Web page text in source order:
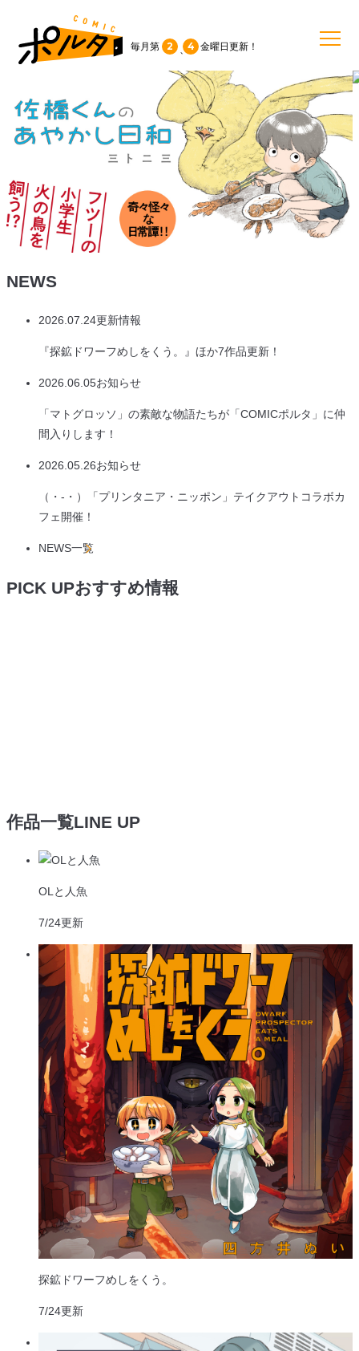
毎月第 2 4 金曜日 更新！
TOP
作品一覧
単行本
NEWS
2026.07.24更新情報
『探鉱ドワーフめしをくう。』ほか7作品更新！
2026.06.05お知らせ
「マトグロッソ」の素敵な物語たちが「COMICポルタ」に仲
間入りします！
2026.05.26お知らせ
（・-・）「プリンタニア・ニッポン」テイクアウトコラボカ
フェ開催！
NEWS一覧
PICK UPおすすめ情報
作品一覧LINE UP
OLと人魚
7/24更新
探鉱ドワーフめしをくう。
7/24更新